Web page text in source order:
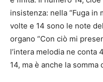
insistenza: nella “Fuga in
volte e 14 sono le note
organo “Con ciò mi
l’intera melodia ne conta
14, ma è anche la somma